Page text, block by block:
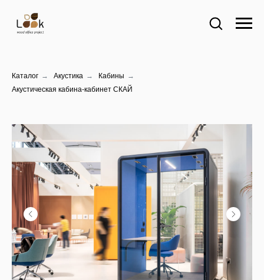
Каталог → Акустика → Кабины →
Акустическая кабина-кабинет СКАЙ